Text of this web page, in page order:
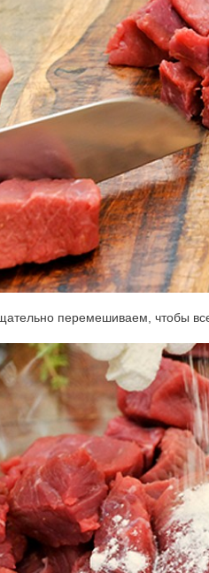
перемешиваем, чтобы